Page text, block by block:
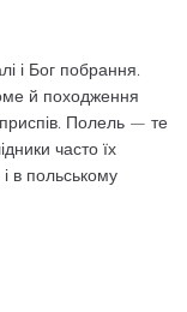
і Бог побрання.
й походження
приспів. Полель — те
часто їх
в польському